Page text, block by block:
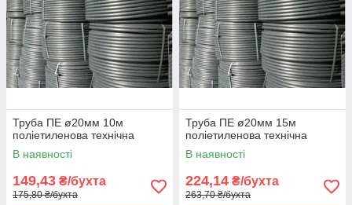
Труба ПЕ ø20мм 10м
поліетиленова технічна
В наявності
149,43 ₴/бухта
175,80 ₴/бухта
Труба ПЕ ø20мм 15м
поліетиленова технічна
В наявності
224,14 ₴/бухта
263,70 ₴/бухта